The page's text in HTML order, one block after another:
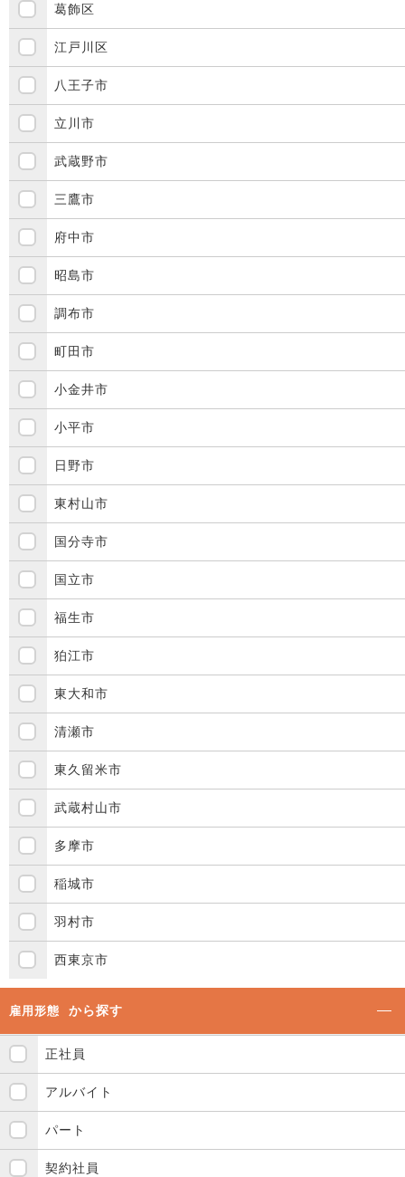
葛飾区
江戸川区
八王子市
立川市
武蔵野市
三鷹市
府中市
昭島市
調布市
町田市
小金井市
小平市
日野市
東村山市
国分寺市
国立市
福生市
狛江市
東大和市
清瀬市
東久留米市
武蔵村山市
多摩市
稲城市
羽村市
西東京市
雇用形態 から探す
正社員
アルバイト
パート
契約社員